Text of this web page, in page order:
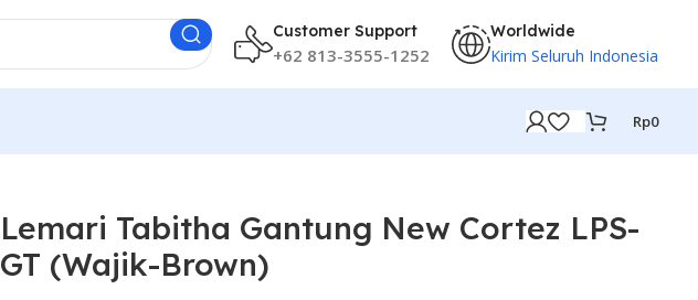
Customer Support
+62 813-3555-1252
Worldwide
Kirim Seluruh Indonesia
Rp0
Lemari Tabitha Gantung New Cortez LPS-
GT (Wajik-Brown)